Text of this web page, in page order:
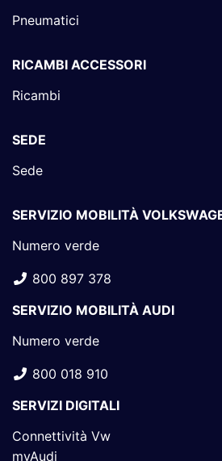
Pneumatici
RICAMBI ACCESSORI
Ricambi
SEDE
Sede
SERVIZIO MOBILITÀ
Numero verde
800 897 378
SERVIZIO MOBILITÀ AUDI
Numero verde
800 018 910
SERVIZI DIGITALI
Connettività Vw
myAudi